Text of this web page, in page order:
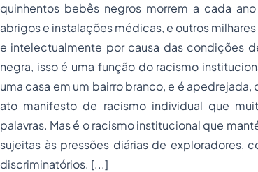
quinhentos bebês negros morrem a cada
abrigos e instalações médicas, e outros
e intelectualmente por causa das condições
negra, isso é uma função do racismo
uma casa em um bairro branco, e é
ato manifesto de racismo individual que
palavras. Mas é o racismo institucional que
sujeitas às pressões diárias de exploradores,
discriminatórios. [...]